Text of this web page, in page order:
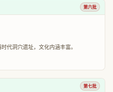
第六批
代洞穴遗址，文化内涵丰富。
第七批